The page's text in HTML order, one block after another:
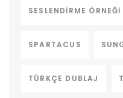
SESLENDIRME ÖRNEĞI
SPARTACUS
TÜRKÇE DUBLAJ